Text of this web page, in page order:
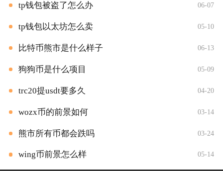
tp钱包被盗了怎么办 06-07
tp钱包以太坊怎么卖 05-10
比特币熊市是什么样子 06-13
狗狗币是什么项目 05-09
trc20提usdt要多久 04-20
wozx币的前景如何 03-14
熊市所有币都会跌吗 03-24
wing币前景怎么样 05-14